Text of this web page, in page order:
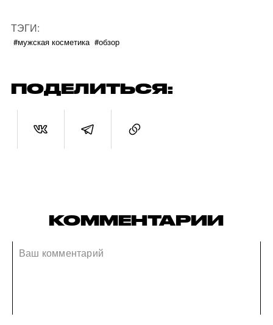
ТЭГИ:
#мужская косметика #обзор
ПОДЕЛИТЬСЯ:
КОММЕНТАРИИ